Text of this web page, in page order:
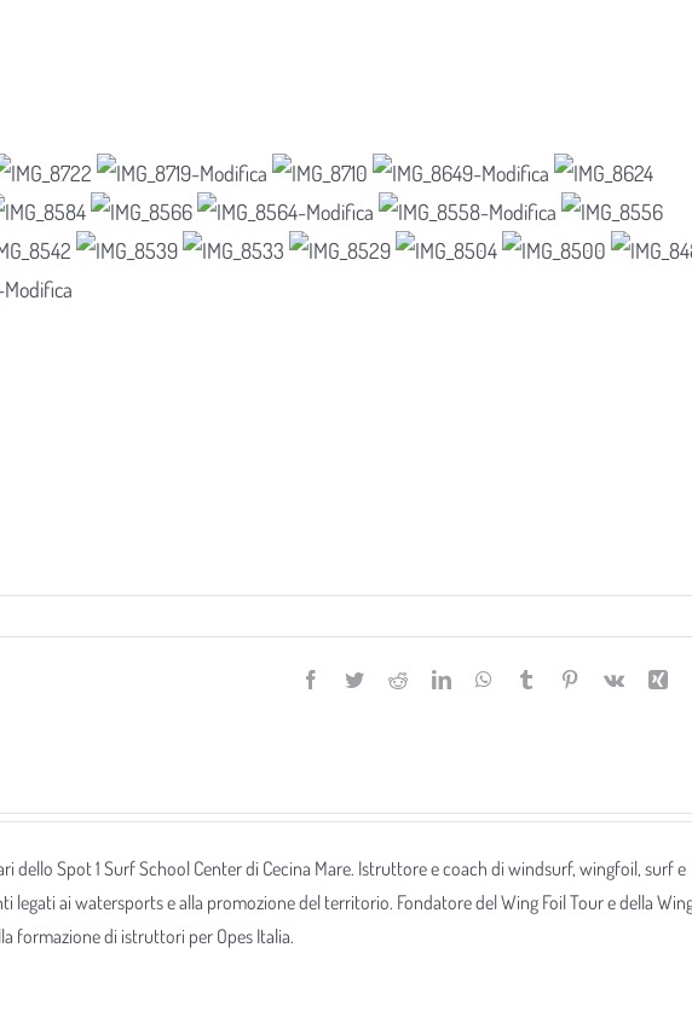
Facebook
TwitterRedditLinkedInWhatsApp
Tumblr Pinterest
Vk
dello Spot 1 Surf School Center di Cecina Mare. Istruttore e coach di windsurf, wingfoil, surf e
legati ai watersports e alla promozione del territorio. Fondatore del Wing Foil Tour e della
formazione di istruttori per Opes Italia.